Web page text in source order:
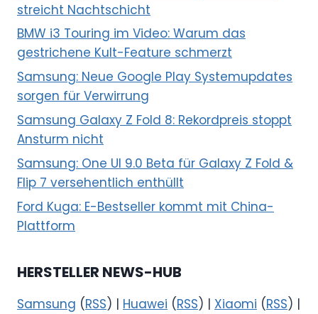
streicht Nachtschicht
BMW i3 Touring im Video: Warum das
gestrichene Kult-Feature schmerzt
Samsung: Neue Google Play Systemupdates
sorgen für Verwirrung
Samsung Galaxy Z Fold 8: Rekordpreis stoppt
Ansturm nicht
Samsung: One UI 9.0 Beta für Galaxy Z Fold &
Flip 7 versehentlich enthüllt
Ford Kuga: E-Bestseller kommt mit China-
Plattform
HERSTELLER NEWS-HUB
Samsung (RSS) | Huawei (RSS) | Xiaomi (RSS) |